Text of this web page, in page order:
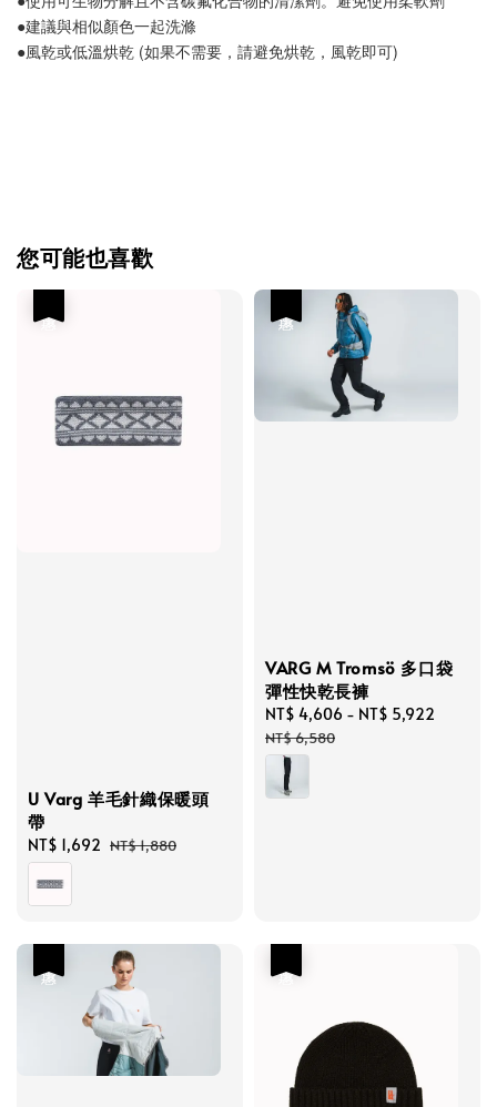
●建議與相似顏色一起洗滌
●風乾或低溫烘乾 (如果不需要，請避免烘乾，風乾即可)
您可能也喜歡
U Varg 羊毛針織保暖頭
帶
Sale
price
NT$ 1,692 Regular
NT$ 1,880
VARG M Tromsö 多口袋
彈性快乾長褲
Sale
price
NT$ 4,606 - NT$ 5,922
NT$ 6,580